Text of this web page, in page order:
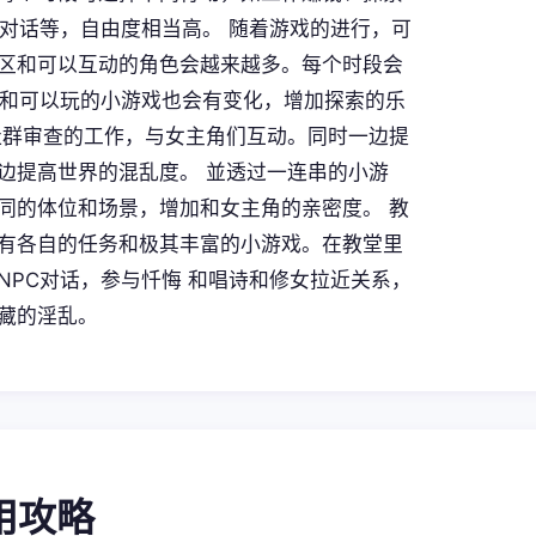
话等，自由度相当高。 随着游戏的进行，可
和可以互动的角色会越来越多。每个时段会
可以玩的小游戏也会有变化，增加探索的乐
审查的工作，与女主角们互动。同时一边提
提高世界的混乱度。 並透过一连串的小游
的体位和场景，增加和女主角的亲密度。 教
各自的任务和极其丰富的小游戏。在教堂里
对话，参与忏悔 和唱诗和修女拉近关系，
的淫乱。
攻略